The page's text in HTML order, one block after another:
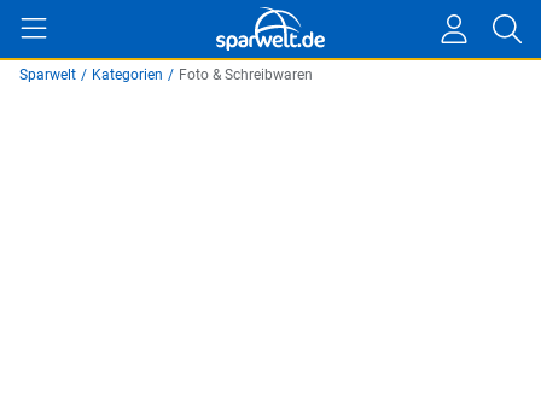
Sparwelt / Kategorien / Foto & Schreibwaren